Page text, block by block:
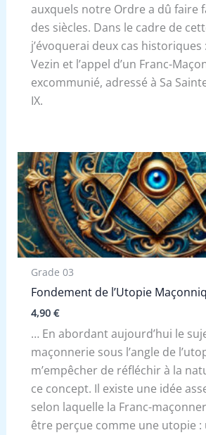
auxquels notre Ordre a dû faire
des siècles. Dans le cadre de
j’évoquerai deux cas historiques
Vezin et l’appel d’un Franc-
excommunié, adressé à Sa
IX.
Grade 03
Fondement de l’Utopie
4,90 €
… En abordant aujourd’hui le
maçonnerie sous l’angle de
m’empêcher de réfléchir à la
ce concept. Il existe une idée
selon laquelle la Franc-
être perçue comme une utopie :